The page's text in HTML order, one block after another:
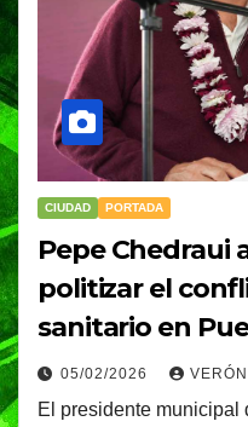
CIUDAD PORTADA
Pepe Chedraui
politizar el
sanitario en
05/02/2026
El presidente municipal